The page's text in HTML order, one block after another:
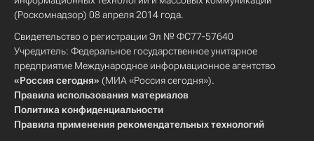
(Роскомнадзор) 08 апреля 2014 года.
Свидетельство о регистрации Эл № ФС77-57640
Учредитель: Федеральное государственное унитарное
предприятие Международное информационное агентство
«Россия сегодня» (МИА «Россия сегодня»).
Правила использования материалов
Политика конфиденциальности
Правила применения рекомендательных технологий